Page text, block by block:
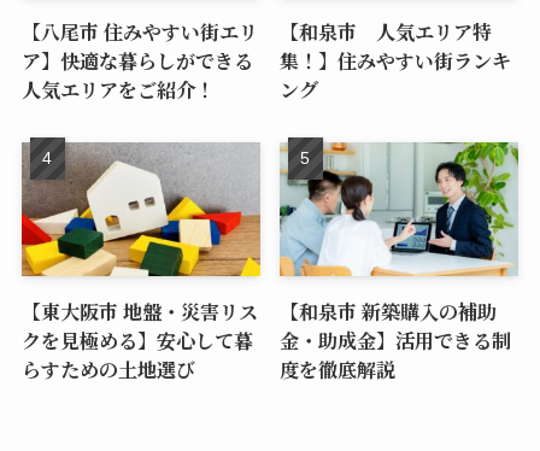
【八尾市 住みやすい街エリ
ア】快適な暮らしができる
人気エリアをご紹介！
【和泉市 人気エリア特
集！】住みやすい街ランキ
ング
【東大阪市 地盤・災害リス
クを見極める】安心して暮
らすための土地選び
【和泉市 新築購入の補助
金・助成金】活用できる制
度を徹底解説